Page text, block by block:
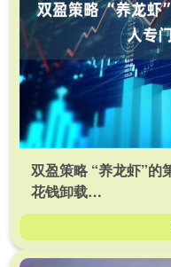
双盈策略 “养龙虾”的
花钱卸载…